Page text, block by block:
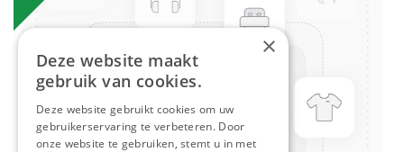
×
Deze website maakt
gebruik van cookies.
Deze website gebruikt cookies om uw
gebruikerservaring te verbeteren. Door
onze website te gebruiken, stemt u in met